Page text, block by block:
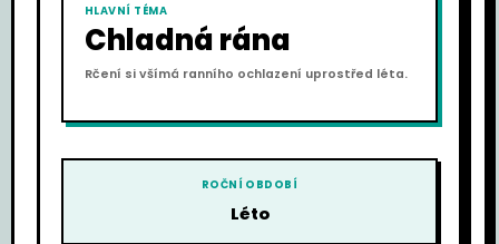
HLAVNÍ TÉMA
Chladná rána
Rčení si všímá ranního ochlazení uprostřed léta.
ROČNÍ OBDOBÍ
Léto